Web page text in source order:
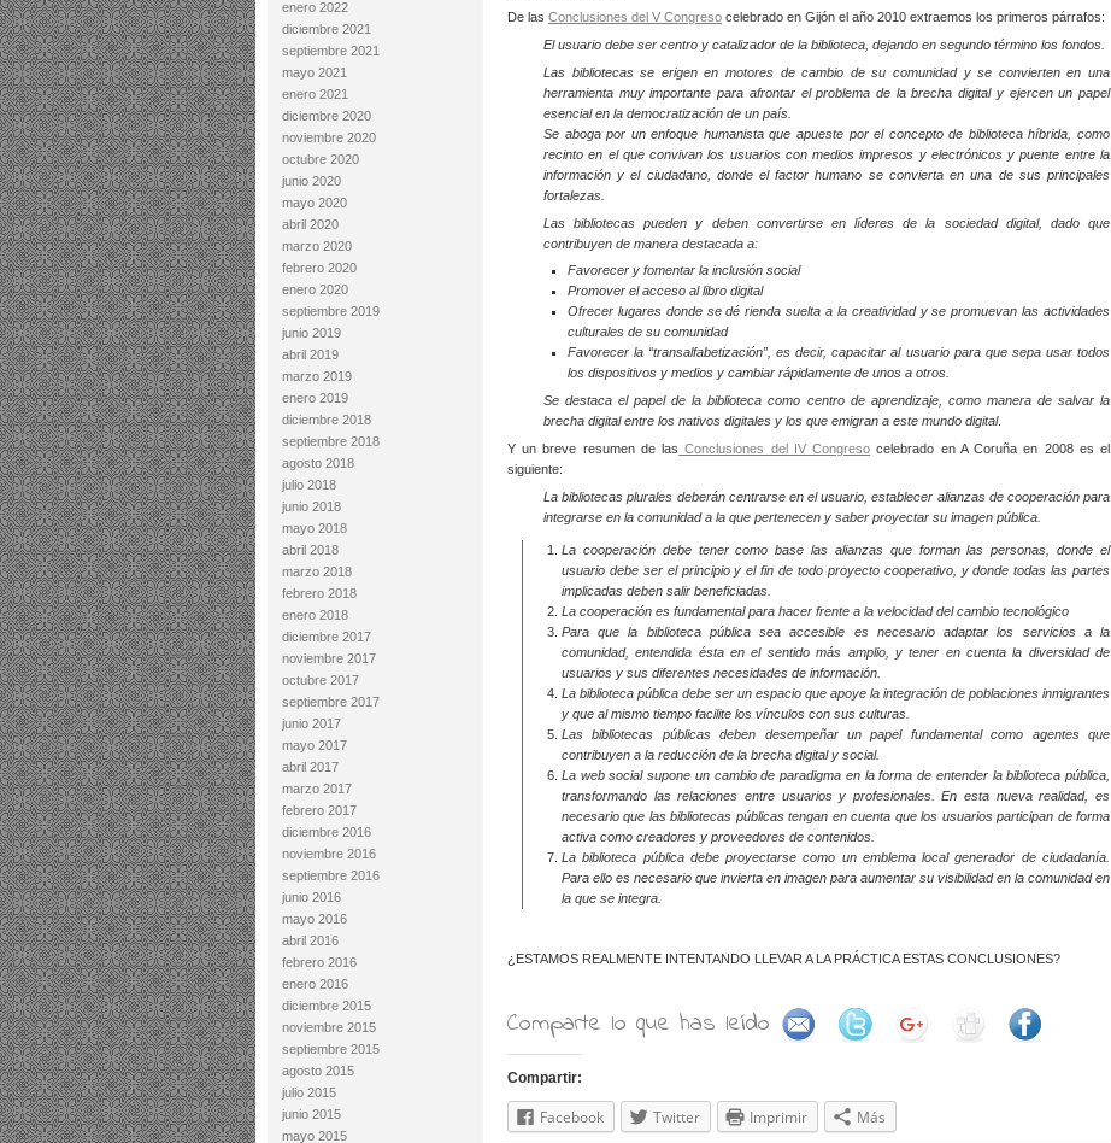
enero 2022
diciembre 2021
septiembre 2021
mayo 2021
enero 2021
diciembre 2020
noviembre 2020
octubre 2020
junio 2020
mayo 2020
abril 2020
marzo 2020
febrero 2020
enero 2020
septiembre 2019
junio 2019
abril 2019
marzo 2019
enero 2019
diciembre 2018
septiembre 2018
agosto 2018
julio 2018
junio 2018
mayo 2018
abril 2018
marzo 2018
febrero 2018
enero 2018
diciembre 2017
noviembre 2017
octubre 2017
septiembre 2017
junio 2017
mayo 2017
abril 2017
marzo 2017
febrero 2017
diciembre 2016
noviembre 2016
septiembre 2016
junio 2016
mayo 2016
abril 2016
febrero 2016
enero 2016
diciembre 2015
noviembre 2015
septiembre 2015
agosto 2015
julio 2015
junio 2015
mayo 2015
De las Conclusiones del V Congreso celebrado en Gijón el año 2010 extraemos los primeros párrafos:
El usuario debe ser centro y catalizador de la biblioteca, dejando en segundo término los fondos.
Las bibliotecas se erigen en motores de cambio de su comunidad y se convierten en una
herramienta muy importante para afrontar el problema de la brecha digital y ejercen un papel
esencial en la democratización de un país.
Se aboga por un enfoque humanista que apueste por el concepto de biblioteca híbrida, como
recinto en el que convivan los usuarios con medios impresos y electrónicos y puente entre la
información y el ciudadano, donde el factor humano se convierta en una de sus principales
fortalezas.
Las bibliotecas pueden y deben convertirse en líderes de la sociedad digital, dado que
contribuyen de manera destacada a:
Favorecer y fomentar la inclusión social
Promover el acceso al libro digital
Ofrecer lugares donde se dé rienda suelta a la creatividad y se promuevan las actividades
culturales de su comunidad
Favorecer la “transalfabetización”, es decir, capacitar al usuario para que sepa usar todos
los dispositivos y medios y cambiar rápidamente de unos a otros.
Se destaca el papel de la biblioteca como centro de aprendizaje, como manera de salvar la
brecha digital entre los nativos digitales y los que emigran a este mundo digital.
Y un breve resumen de las Conclusiones del IV Congreso celebrado en A Coruña en 2008 es el
siguiente:
La bibliotecas plurales deberán centrarse en el usuario, establecer alianzas de cooperación para
integrarse en la comunidad a la que pertenecen y saber proyectar su imagen pública.
La cooperación debe tener como base las alianzas que forman las personas, donde el
usuario debe ser el principio y el fin de todo proyecto cooperativo, y donde todas las partes
implicadas deben salir beneficiadas.
La cooperación es fundamental para hacer frente a la velocidad del cambio tecnológico
Para que la biblioteca pública sea accesible es necesario adaptar los servicios a la
comunidad, entendida ésta en el sentido más amplio, y tener en cuenta la diversidad de
usuarios y sus diferentes necesidades de información.
La biblioteca pública debe ser un espacio que apoye la integración de poblaciones inmigrantes
y que al mismo tiempo facilite los vínculos con sus culturas.
Las bibliotecas públicas deben desempeñar un papel fundamental como agentes que
contribuyen a la reducción de la brecha digital y social.
La web social supone un cambio de paradigma en la forma de entender la biblioteca pública,
transformando las relaciones entre usuarios y profesionales. En esta nueva realidad, es
necesario que las bibliotecas públicas tengan en cuenta que los usuarios participan de forma
activa como creadores y proveedores de contenidos.
La biblioteca pública debe proyectarse como un emblema local generador de ciudadanía.
Para ello es necesario que invierta en imagen para aumentar su visibilidad en la comunidad en
la que se integra.
¿ESTAMOS REALMENTE INTENTANDO LLEVAR A LA PRÁCTICA ESTAS CONCLUSIONES?
Comparte lo que has leído
Compartir:
Facebook Twitter Imprimir Más